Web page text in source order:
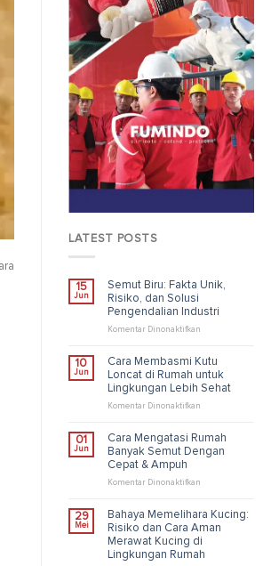
LATEST POSTS
15
Jun
Semut Biru: Fakta Unik,
Risiko, dan Solusi
Pengendalian Industri
Komentar Dinonaktifkan
Fakta
Unik,
Risiko,
Industri
10
Jun
Cara Membasmi Kutu
Loncat di Rumah untuk
Lingkungan Lebih Sehat
Komentar Dinonaktifkan
Kutu
Loncat
Lebih
Sehat
01
Jun
Cara Mengatasi Rumah
Banyak Semut Dengan
Cepat & Ampuh
Komentar Dinonaktifkan
Rumah
Banyak
Semut
Dengan
29
Mei
Bahaya Memelihara Kucing:
Risiko dan Cara Aman
Merawat Kucing di
Lingkungan Rumah